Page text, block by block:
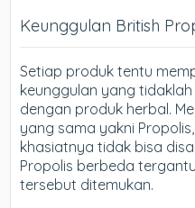
Keunggulan British
Setiap produk tentu
keunggulan yang
dengan produk herbal.
yang sama yakni
khasiatnya tidak bisa
Propolis berbeda
tersebut ditemukan.